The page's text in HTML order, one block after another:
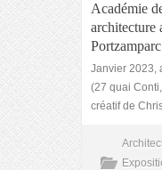
Académie
architecture
Janvier 2023,
(27 quai
créatif de